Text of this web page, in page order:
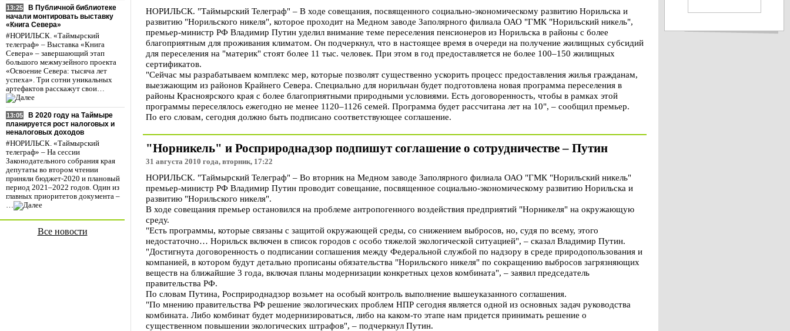
13:25
В Публичной библиотеке
начали монтировать выставку
«Книга Севера»
#НОРИЛЬСК. «Таймырский
телеграф» – Выставка «Книга
Севера» – завершающий этап
большого межмузейного проекта
«Освоение Севера: тысяча лет
успеха». Три сотни уникальных
артефактов расскажут свои…
13:05
В 2020 году на Таймыре
планируется рост налоговых и
неналоговых доходов
#НОРИЛЬСК. «Таймырский
телеграф» – На сессии
Законодательного собрания края
депутаты во втором чтении
приняли бюджет-2020 и плановый
период 2021–2022 годов. Один из
главных приоритетов документа –
…
Все новости
НОРИЛЬСК. "Таймырский Телеграф" – В ходе совещания, посвященного социально-экономическому развитию Норильска и
развитию "Норильского никеля", которое проходит на Медном заводе Заполярного филиала ОАО "ГМК "Норильский никель",
премьер-министр РФ Владимир Путин уделил внимание теме переселения пенсионеров из Норильска в районы с более
благоприятным для проживания климатом. Он подчеркнул, что в настоящее время в очереди на получение жилищных субсидий
для переселения на "материк" стоят более 11 тыс. человек. При этом в год предоставляется не более 100–150 жилищных
сертификатов.
"Сейчас мы разрабатываем комплекс мер, которые позволят существенно ускорить процесс предоставления жилья гражданам,
выезжающим из районов Крайнего Севера. Специально для норильчан будет подготовлена новая программа переселения в
районы Красноярского края с более благоприятными природными условиями. Есть договоренность, чтобы в рамках этой
программы переселялось ежегодно не менее 1120–1126 семей. Программа будет рассчитана лет на 10", – сообщил премьер.
По его словам, сегодня должно быть подписано соответствующее соглашение.
"Норникель" и Росприроднадзор подпишут соглашение о сотрудничестве – Путин
31 августа 2010 года, вторник, 17:22
НОРИЛЬСК. "Таймырский Телеграф" – Во вторник на Медном заводе Заполярного филиала ОАО "ГМК "Норильский никель"
премьер-министр РФ Владимир Путин проводит совещание, посвященное социально-экономическому развитию Норильска и
развитию "Норильского никеля".
В ходе совещания премьер остановился на проблеме антропогенного воздействия предприятий "Норникеля" на окружающую
среду.
"Есть программы, которые связаны с защитой окружающей среды, со снижением выбросов, но, судя по всему, этого
недостаточно… Норильск включен в список городов с особо тяжелой экологической ситуацией", – сказал Владимир Путин.
"Достигнута договоренность о подписании соглашения между Федеральной службой по надзору в среде природопользования и
компанией, в котором будут детально прописаны обязательства "Норильского никеля" по сокращению выбросов загрязняющих
веществ на ближайшие 3 года, включая планы модернизации конкретных цехов комбината", – заявил председатель
правительства РФ.
По словам Путина, Росприроднадзор возьмет на особый контроль выполнение вышеуказанного соглашения.
"По мнению правительства РФ решение экологических проблем НПР сегодня является одной из основных задач руководства
комбината. Либо комбинат будет модернизироваться, либо на каком-то этапе нам придется принимать решение о
существенном повышении экологических штрафов", – подчеркнул Путин.